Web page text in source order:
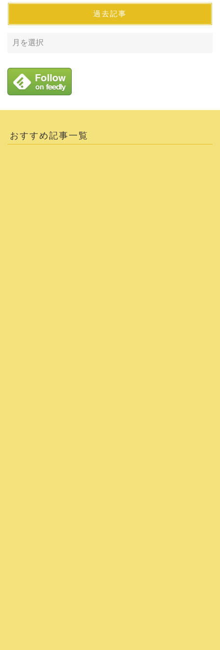
過去記事
おすすめ記事一覧